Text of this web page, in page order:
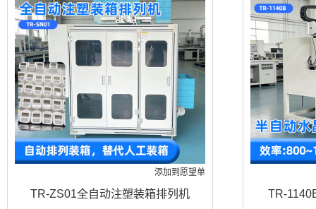
添加到愿望单
TR-ZS01全自动注塑装箱排列机 TR-